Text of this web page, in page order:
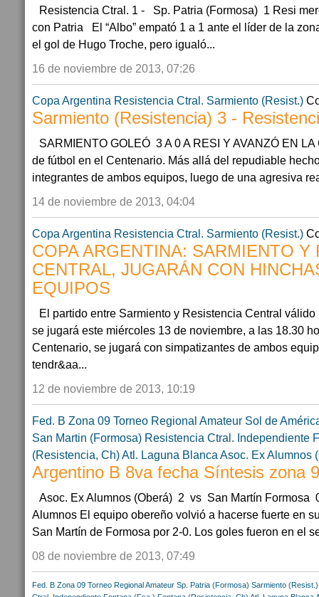
Resistencia Ctral. 1 - Sp. Patria (Formosa) 1 Resi
con Patria El “Albo” empató 1 a 1 ante el líder de la
el gol de Hugo Troche, pero igualó...
16 de noviembre de 2013, 07:26
Copa Argentina Resistencia Ctral. Sarmiento (Resist.)
Sarmiento (Resistencia) 3 -
SARMIENTO GOLEÓ 3 A 0 A RESI Y AVANZÓ EN
de fútbol en el Centenario. Más allá del repudiable
integrantes de ambos equipos, luego de una agresiva
14 de noviembre de 2013, 04:04
Copa Argentina Resistencia Ctral. Sarmiento (Resist.)
COPA ARGENTINA: SARMIENTO Y
CENTRAL, JUGARÁN CON
EQUIPOS
El partido entre Sarmiento y Resistencia Central
se jugará este miércoles 13 de noviembre, a las 18.30
Centenario, se jugará con simpatizantes de ambos
tendr&aa...
12 de noviembre de 2013, 10:19
Fed. B Zona 09 Torneo Regional Amateur Sol de
San Martin (Formosa) Resistencia Ctral. Independiente
(Resistencia, Ch)Atl. Laguna Blanca Asoc. Ex Alumnos
Argentino B 8va fecha Síntesis zona 9
Asoc. Ex Alumnos (Oberá) 2 vs San Martín Formosa
Alumnos El equipo obereño volvió a hacerse fuerte en
San Martín de Formosa por 2-0. Los goles fueron en el
08 de noviembre de 2013, 07:49
Fed. B Zona 09 Torneo Regional Amateur Sp. Patria (Formosa) Sarmiento (Resist.)